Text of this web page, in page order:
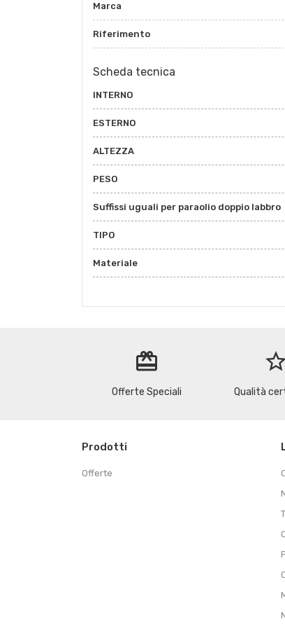
Marca
Riferimento
Scheda tecnica
INTERNO
ESTERNO
ALTEZZA
PESO
Suffissi uguali per paraolio doppio labbro
TIPO
Materiale
redeem
Offerte Speciali Qualità
Prodotti
Offerte